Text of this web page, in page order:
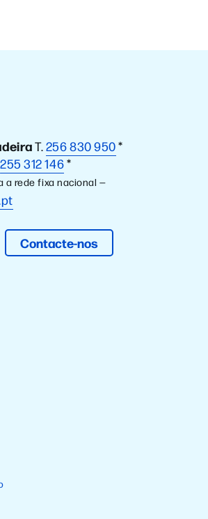
T.256 830 950*
255 312 146*
a rede fixa nacional —
Contacte-nos